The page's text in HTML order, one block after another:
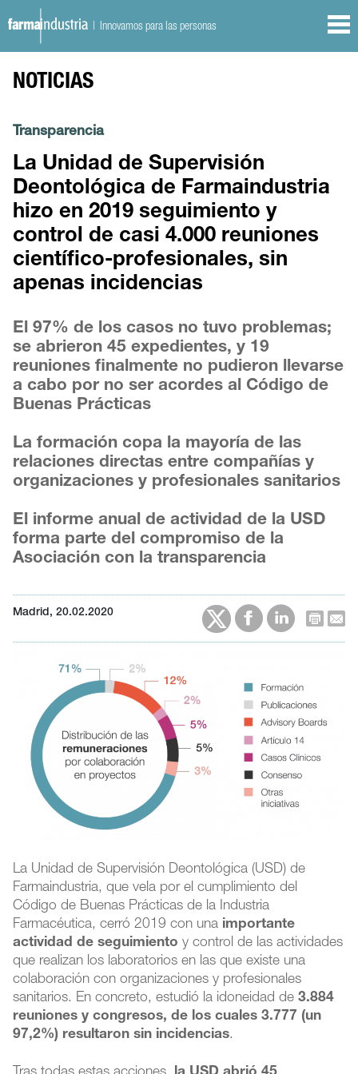
| Innovamos para las personas
NOTICIAS
Transparencia
La Unidad de Supervisión
Deontológica de Farmaindustria
hizo en 2019 seguimiento y
control de casi 4.000 reuniones
científico-profesionales, sin
apenas incidencias
El 97% de los casos no tuvo problemas;
se abrieron 45 expedientes, y 19
reuniones finalmente no pudieron llevarse
a cabo por no ser acordes al Código de
Buenas Prácticas
La formación copa la mayoría de las
relaciones directas entre compañías y
organizaciones y profesionales sanitarios
El informe anual de actividad de la USD
forma parte del compromiso de la
Asociación con la transparencia
Madrid, 20.02.2020
La Unidad de Supervisión Deontológica (USD) de
Farmaindustria, que vela por el cumplimiento del
Código de Buenas Prácticas de la Industria
Farmacéutica, cerró 2019 con una importante
actividad de seguimiento y control de las actividades
que realizan los laboratorios en las que existe una
colaboración con organizaciones y profesionales
sanitarios. En concreto, estudió la idoneidad de3.884
reuniones y congresos, de los cuales 3.777 (un
97,2%) resultaron sin incidencias.